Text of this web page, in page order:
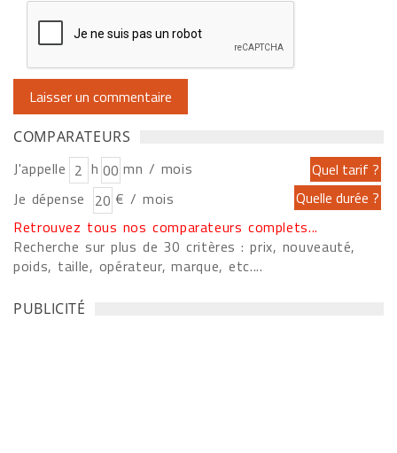
COMPARATEURS
J'appelle h
mn / mois
Je dépense
€ / mois
Retrouvez tous nos comparateurs complets...
Recherche sur plus de 30 critères : prix, nouveauté,
poids, taille, opérateur, marque, etc....
PUBLICITÉ